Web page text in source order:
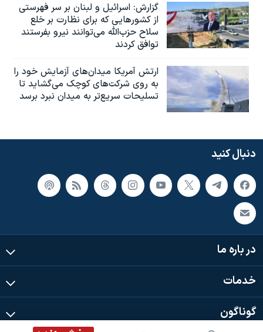
گزارش‌: اسرائيل و لبنان بر سر فهرستی
از کشورهایی که برای نظارت بر خلع
سلاح حزب‌الله می‌توانند نیرو بفرستند
توافق کردند
ارتش آمریکا میدان‌های آزمایش خود را
به روی شرکت‌های کوچک می‌گشاید تا
تسلیحات سریع‌تر به میدان نبرد برسد
دنبال کنید
در باره ما
خدمات
گوناگون